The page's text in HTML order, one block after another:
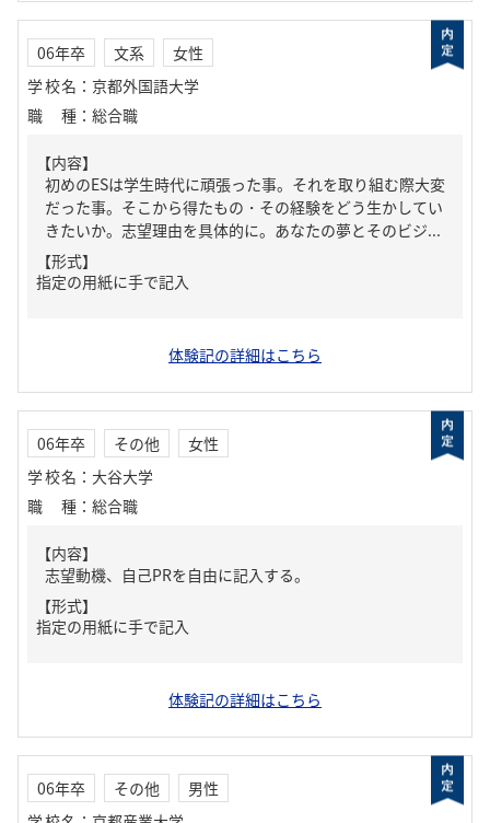
06年卒 文系
女性
学校名 ： 京都外国語大学
職種 ： 総合職
【内容】
初めのESは学生時代に頑張った事。それを取り組む際大変
だった事。そこから得たもの・その経験をどう生かしてい
きたいか。志望理由を具体的に。あなたの夢とそのビジ...
【形式】
指定の用紙に手で記入
体験記の詳細はこちら
06年卒 その他
女性
学校名 ： 大谷大学
職種 ： 総合職
【内容】
志望動機、自己PRを自由に記入する。
【形式】
指定の用紙に手で記入
体験記の詳細はこちら
06年卒 その他
男性